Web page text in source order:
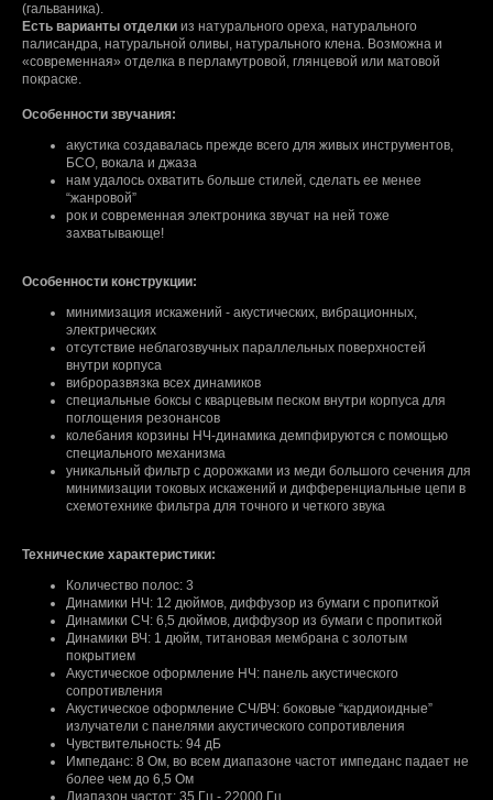
(гальваника).
Есть варианты отделки из натурального ореха, натурального
палисандра, натуральной оливы, натурального клена. Возможна и
«современная» отделка в перламутровой, глянцевой или матовой
покраске.
Особенности звучания:
акустика создавалась прежде всего для живых инструментов,
БСО, вокала и джаза
нам удалось охватить больше стилей, сделать ее менее
“жанровой”
рок и современная электроника звучат на ней тоже
захватывающе!
Особенности конструкции:
минимизация искажений - акустических, вибрационных,
электрических
отсутствие неблагозвучных параллельных поверхностей
внутри корпуса
виброразвязка всех динамиков
специальные боксы с кварцевым песком внутри корпуса для
поглощения резонансов
колебания корзины НЧ-динамика демпфируются с помощью
специального механизма
уникальный фильтр с дорожками из меди большого сечения для
минимизации токовых искажений и дифференциальные цепи в
схемотехнике фильтра для точного и четкого звука
Технические характеристики:
Количество полос: 3
Динамики НЧ: 12 дюймов, диффузор из бумаги с пропиткой
Динамики СЧ: 6,5 дюймов, диффузор из бумаги с пропиткой
Динамики ВЧ: 1 дюйм, титановая мембрана с золотым
покрытием
Акустическое оформление НЧ: панель акустического
сопротивления
Акустическое оформление СЧ/ВЧ: боковые “кардиоидные”
излучатели с панелями акустического сопротивления
Чувствительность: 94 дБ
Импеданс: 8 Ом, во всем диапазоне частот импеданс падает не
более чем до 6,5 Ом
Диапазон частот: 35 Гц - 22000 Гц